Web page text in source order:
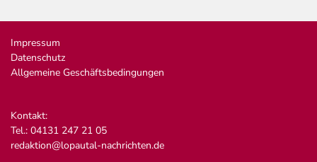
Impressum
Datenschutz
Allgemeine Geschäftsbedingungen
Kontakt:
Tel.: 04131 247 21 05
redaktion@lopautal-nachrichten.de